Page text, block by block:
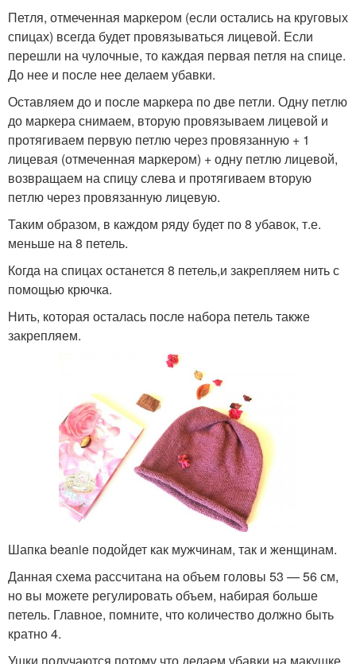
Петля, отмеченная маркером (если остались на круговых
спицах) всегда будет провязываться лицевой. Если
перешли на чулочные, то каждая первая петля на спице.
До нее и после нее делаем убавки.
Оставляем до и после маркера по две петли. Одну петлю
до маркера снимаем, вторую провязываем лицевой и
протягиваем первую петлю через провязанную + 1
лицевая (отмеченная маркером) + одну петлю лицевой,
возвращаем на спицу слева и протягиваем вторую
петлю через провязанную лицевую.
Таким образом, в каждом ряду будет по 8 убавок, т.е.
меньше на 8 петель.
Когда на спицах останется 8 петель,и закрепляем нить с
помощью крючка.
Нить, которая осталась после набора петель также
закрепляем.
Шапка beanie подойдет как мужчинам, так и женщинам.
Данная схема рассчитана на объем головы 53 — 56 см,
но вы можете регулировать объем, набирая больше
петель. Главное, помните, что количество должно быть
кратно 4.
Ушки получаются потому что делаем убавки на макушке